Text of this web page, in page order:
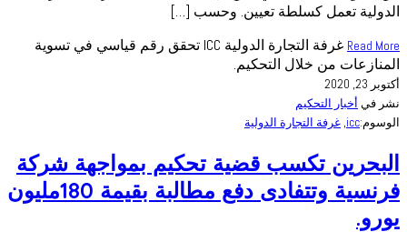
الدولية تعمل كسلطة تعيين. وحسب […]
Read More
غرفة التجارة الدولية ICC تحقق رقم قياسي في تسوية
المنازعات من خلال التحكيم.
أكتوبر 23, 2020
نشر في أخبار التحكيم
الوسوم:icc
, غرفة التجارة الدولية
البحرين تكسب قضية تحكيم بمواجهة شركة
فرنسية وتتفادى دفع مطالبة بقيمة 180مليون
يورو.